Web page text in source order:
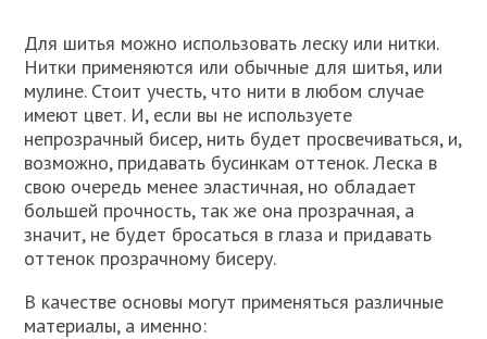
Для шитья можно использовать леску или нитки.
Нитки применяются или обычные для шитья, или
мулине. Стоит учесть, что нити в любом случае
имеют цвет. И, если вы не используете
непрозрачный бисер, нить будет просвечиваться, и,
возможно, придавать бусинкам оттенок. Леска в
свою очередь менее эластичная, но обладает
большей прочность, так же она прозрачная, а
значит, не будет бросаться в глаза и придавать
оттенок прозрачному бисеру.
В качестве основы могут применяться различные
материалы, а именно: